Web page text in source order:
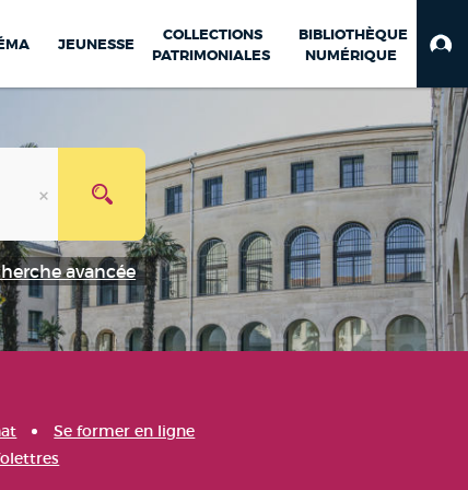
JEUNESSE
COLLECTIONS
PATRIMONIALES
BIBLIOTHÈQUE
NUMÉRIQUE
avancée
Se former en ligne